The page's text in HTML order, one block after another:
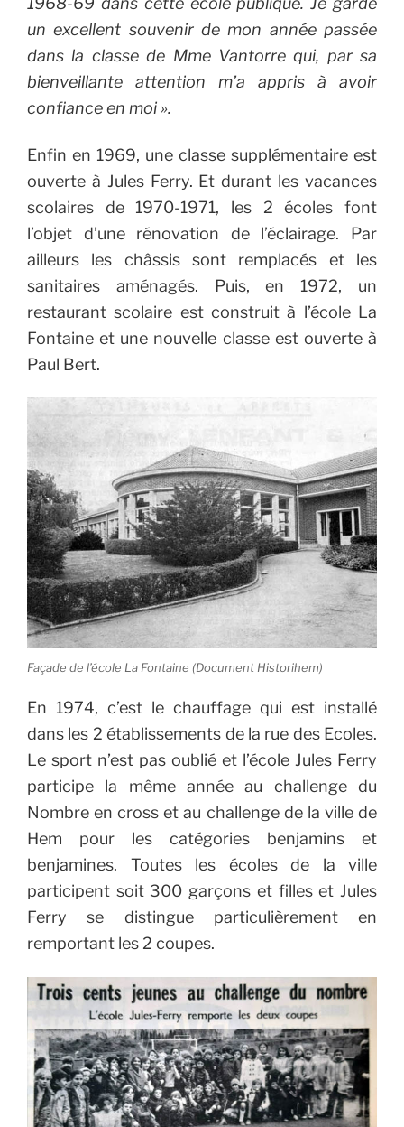
un excellent souvenir de mon année passée
dans la classe de Mme Vantorre qui, par sa
bienveillante attention m’a appris à avoir
confiance en moi ».
Enfin en 1969, une classe supplémentaire est
ouverte à Jules Ferry. Et durant les vacances
scolaires de 1970-1971, les 2 écoles font
l’objet d’une rénovation de l’éclairage. Par
ailleurs les châssis sont remplacés et les
sanitaires aménagés. Puis, en 1972, un
restaurant scolaire est construit à l’école La
Fontaine et une nouvelle classe est ouverte à
Paul Bert.
Façade de l’école La Fontaine (Document Historihem)
En 1974, c’est le chauffage qui est installé
dans les 2 établissements de la rue des Ecoles.
Le sport n’est pas oublié et l’école Jules Ferry
participe la même année au challenge du
Nombre en cross et au challenge de la ville de
Hem pour les catégories benjamins et
benjamines. Toutes les écoles de la ville
participent soit 300 garçons et filles et Jules
Ferry se distingue particulièrement en
remportant les 2 coupes.